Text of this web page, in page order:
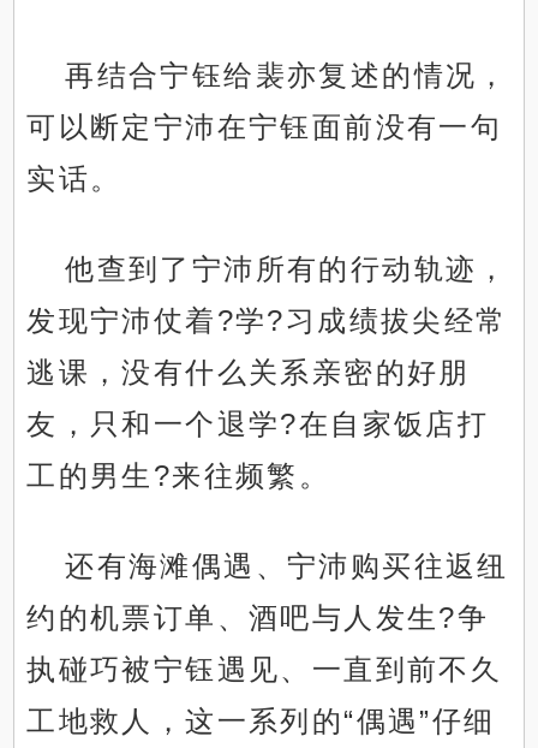
再结合宁钰给裴亦复述的情况，
可以断定宁沛在宁钰面前没有一句
实话。
他查到了宁沛所有的行动轨迹，
发现宁沛仗着?学?习成绩拔尖经常
逃课，没有什么关系亲密的好朋
友，只和一个退学?在自家饭店打
工的男生?来往频繁。
还有海滩偶遇、宁沛购买往返纽
约的机票订单、酒吧与人发生?争
执碰巧被宁钰遇见、一直到前不久
工地救人，这一系列的“偶遇”仔细